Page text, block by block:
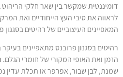
שמקשר בין שאר חלקי הריהוט
את סיבי העץ הייחודיים ואת
העיצוביים של רהיטים בסגנון
בסגנון פרובנס מתאפיינים בעיקר
ואת האופי המקורי של חומרי הגלם.
לבן שבור, אפרפר או תכלת עדין